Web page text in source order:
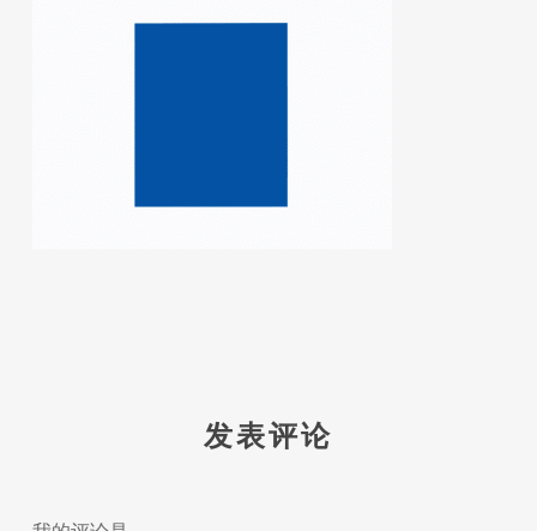
发表评论